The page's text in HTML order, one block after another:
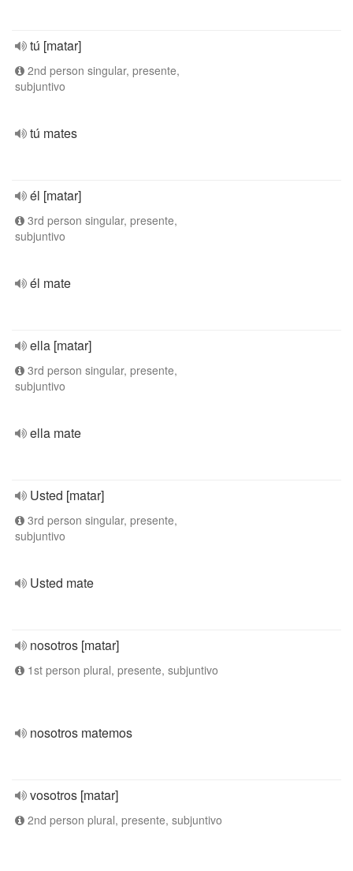
tú [matar]
2nd person singular, presente,
subjuntivo
tú mates
él [matar]
3rd person singular, presente,
subjuntivo
él mate
ella [matar]
3rd person singular, presente,
subjuntivo
ella mate
Usted [matar]
3rd person singular, presente,
subjuntivo
Usted mate
nosotros [matar]
1st person plural, presente, subjuntivo
nosotros matemos
vosotros [matar]
2nd person plural, presente, subjuntivo